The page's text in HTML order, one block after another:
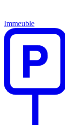
Immeuble